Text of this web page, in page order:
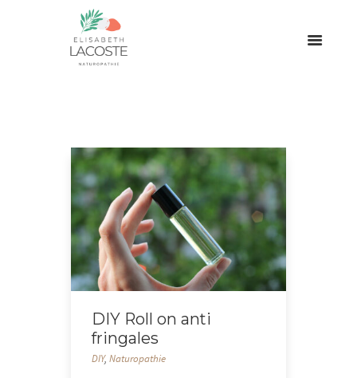
DIY Roll on anti
fringales
DIY,Naturopathie